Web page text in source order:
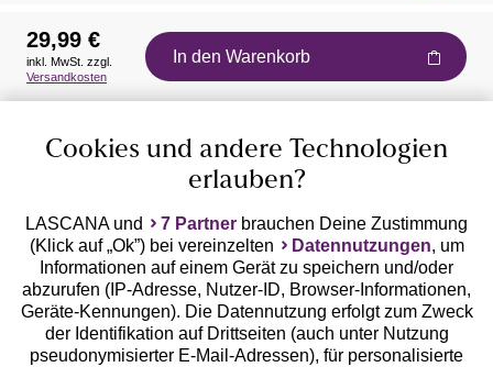
Auszeichnungen
Geprüfte Sicherheit
29,99 €
inkl. MwSt. zzgl.
Versandkosten
In den Warenkorb
Cookies und andere Technologien
erlauben?
LASCANA und 7 Partner brauchen Deine Zustimmung
(Klick auf „Ok”) bei vereinzelten
Datennutzungen, um
Informationen auf einem Gerät zu speichern und/oder
abzurufen (IP-Adresse, Nutzer-ID, Browser-Informationen,
Geräte-Kennungen). Die Datennutzung erfolgt zum Zweck
der Identifikation auf Drittseiten (auch unter Nutzung
pseudonymisierter E-Mail-Adressen), für personalisierte